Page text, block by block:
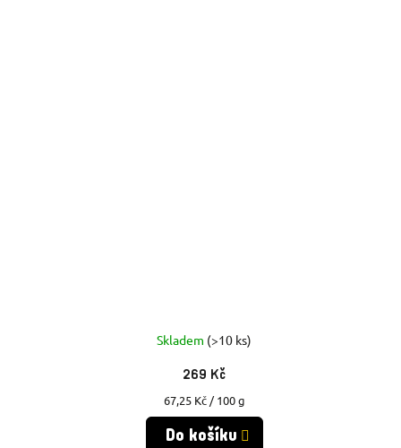
Skladem (>10 ks)
269 Kč
Měrná
cena:
67,25 Kč / 100 g
Do košíku